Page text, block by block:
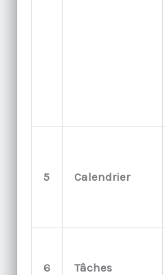
5 Calendrier
6 Tâches